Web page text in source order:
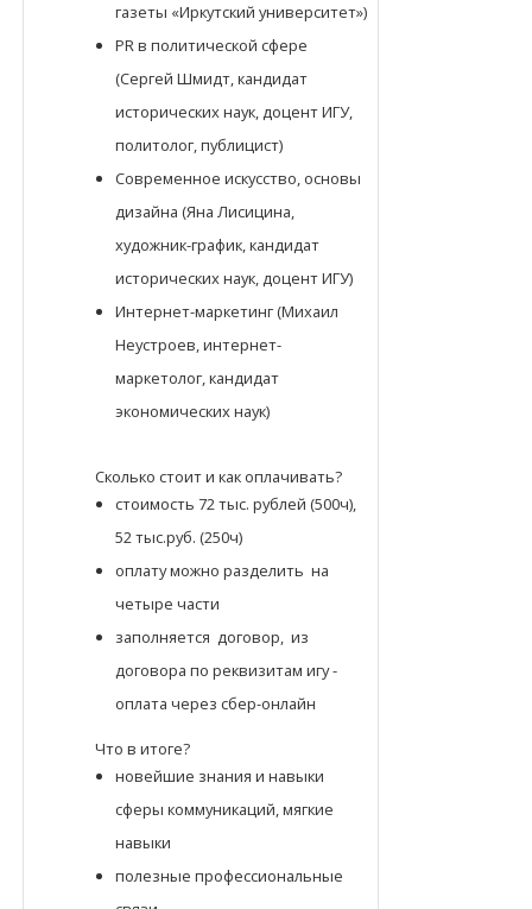
газеты «Иркутский университет»)
PR в политической сфере
(Сергей Шмидт, кандидат
исторических наук, доцент ИГУ,
политолог, публицист)
Современное искусство, основы
дизайна (Яна Лисицина,
художник-график, кандидат
исторических наук, доцент ИГУ)
Интернет-маркетинг (Михаил
Неустроев, интернет-
маркетолог, кандидат
экономических наук)
Сколько стоит и как оплачивать?
стоимость 72 тыс. рублей (500ч),
52 тыс.руб. (250ч)
оплату можно разделить на
четыре части
заполняется договор, из
договора по реквизитам игу -
оплата через сбер-онлайн
Что в итоге?
новейшие знания и навыки
сферы коммуникаций, мягкие
навыки
полезные профессиональные